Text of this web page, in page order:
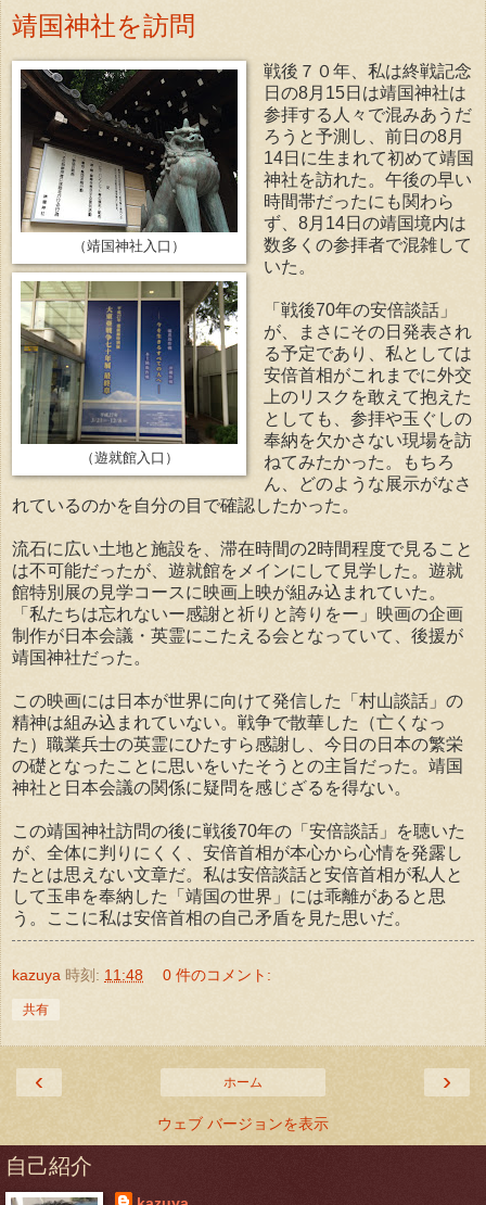
靖国神社を訪問
（靖国神社入口）
（遊就館入口）
戦後７０年、私は終戦記念
日の8月15日は靖国神社は
参拝する人々で混みあうだ
ろうと予測し、前日の8月
14日に生まれて初めて靖国
神社を訪れた。午後の早い
時間帯だったにも関わら
ず、8月14日の靖国境内は
数多くの参拝者で混雑して
いた。
「戦後70年の安倍談話」
が、まさにその日発表され
る予定であり、私としては
安倍首相がこれまでに外交
上のリスクを敢えて抱えた
としても、参拝や玉ぐしの
奉納を欠かさない現場を訪
ねてみたかった。もちろ
ん、どのような展示がなさ
れているのかを自分の目で確認したかった。
流石に広い土地と施設を、滞在時間の2時間程度で見ること
は不可能だったが、遊就館をメインにして見学した。遊就
館特別展の見学コースに映画上映が組み込まれていた。
「私たちは忘れないー感謝と祈りと誇りをー」映画の企画
制作が日本会議・英霊にこたえる会となっていて、後援が
靖国神社だった。
この映画には日本が世界に向けて発信した「村山談話」の
精神は組み込まれていない。戦争で散華した（亡くなっ
た）職業兵士の英霊にひたすら感謝し、今日の日本の繁栄
の礎となったことに思いをいたそうとの主旨だった。靖国
神社と日本会議の関係に疑問を感じざるを得ない。
この靖国神社訪問の後に戦後70年の「安倍談話」を聴いた
が、全体に判りにくく、安倍首相が本心から心情を発露し
たとは思えない文章だ。私は安倍談話と安倍首相が私人と
して玉串を奉納した「靖国の世界」には乖離があると思
う。ここに私は安倍首相の自己矛盾を見た思いだ。
kazuya 時刻: 11:48 0 件のコメント:
共有
‹ ›
ホーム
ウェブ バージョンを表示
自己紹介